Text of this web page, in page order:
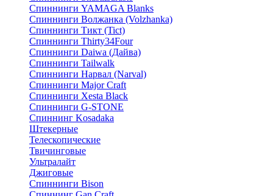
Спиннинги YAMAGA Blanks
Спиннинги Волжанка (Volzhanka)
Спиннинги Тикт (Tict)
Спиннинги Thirty34Four
Спиннинги Daiwa (Дайва)
Спиннинги Tailwalk
Спиннинги Нарвал (Narval)
Спиннинги Major Craft
Спиннинги Xesta Black
Спиннинги G-STONE
Спиннинг Kosadaka
Штекерные
Телескопические
Твичинговые
Ультралайт
Джиговые
Спиннинги Bison